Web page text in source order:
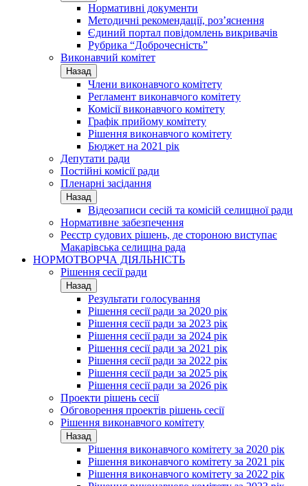
Нормативні документи
Методичні рекомендації, роз’яснення
Єдиний портал повідомлень викривачів
Рубрика “Доброчесність”
Виконавчий комітет
Назад
Члени виконавчого комітету
Регламент виконавчого комітету
Комісії виконавчого комітету
Графік прийому комітету
Рішення виконавчого комітету
Бюджет на 2021 рік
Депутати ради
Постійні комісії ради
Пленарні засідання
Назад
Відеозаписи сесій та комісій селищної ради
Нормативне забезпечення
Реєстр судових рішень, де стороною виступає
Макарівська селищна рада
НОРМОТВОРЧА ДІЯЛЬНІСТЬ
Рішення сесії ради
Назад
Результати голосування
Рішення сесії ради за 2020 рік
Рішення сесії ради за 2023 рік
Рішення сесії ради за 2024 рік
Рішення сесії ради за 2021 рік
Рішення сесії ради за 2022 рік
Рішення сесії ради за 2025 рік
Рішення сесії ради за 2026 рік
Проекти рішень сесії
Обговорення проектів рішень сесії
Рішення виконавчого комітету
Назад
Рішення виконавчого комітету за 2020 рік
Рішення виконавчого комітету за 2021 рік
Рішення виконавчого комітету за 2022 рік